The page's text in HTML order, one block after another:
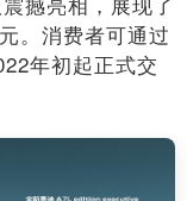
。消费者可通过
年初起正式交